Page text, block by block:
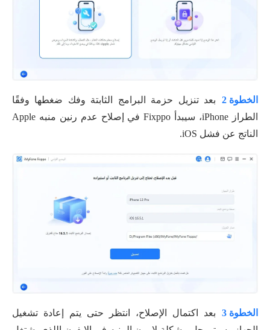
الخطوة 2
بعد تنزيل حزمة البرامج الثابتة وفك ضغطها وفقًا
الطراز iPhone، سيبدأ Fixppo في إصلاح عدم رنين منبه Apple
الناتج عن فشل iOS.
الخطوة 3
بعد اكتمال الإصلاح، انتظر حتى يتم إعادة تشغيل